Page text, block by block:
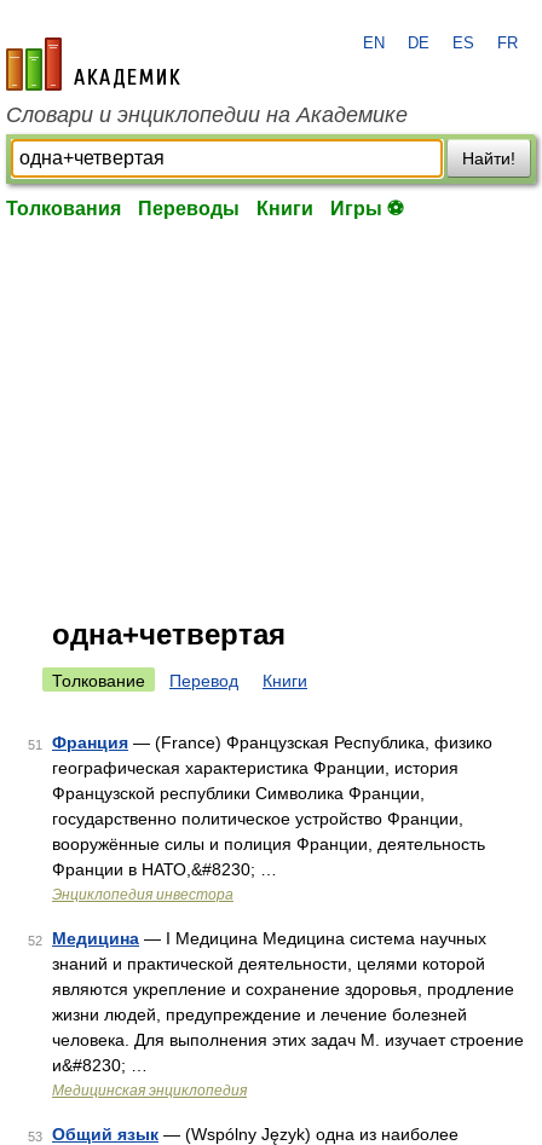
academic.ru
EN DE ES FR
Словари и энциклопедии на Академике
Найти!
Толкования Переводы Книги Игры ⚽
одна+четвертая
Толкование Перевод Книги
51 Франция — (France) Французская Республика, физико
географическая характеристика Франции, история
Французской республики Символика Франции,
государственно политическое устройство Франции,
вооружённые силы и полиция Франции, деятельность
Франции в НАТО,&#8230; …
Энциклопедия инвестора
52 Медицина — I Медицина Медицина система научных
знаний и практической деятельности, целями которой
являются укрепление и сохранение здоровья, продление
жизни людей, предупреждение и лечение болезней
человека. Для выполнения этих задач М. изучает строение
и&#8230; …
Медицинская энциклопедия
53 Общий язык — (Wspólny Język) одна из наиболее